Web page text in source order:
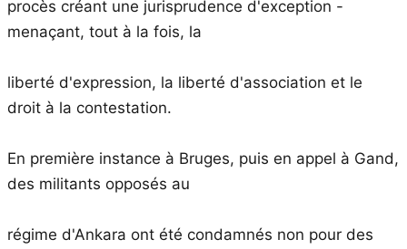
procès créant une jurisprudence d'exception -
menaçant, tout à la fois, la
liberté d'expression, la liberté d'association et le
droit à la contestation.
En première instance à Bruges, puis en appel à Gand,
des militants opposés au
régime d'Ankara ont été condamnés non pour des